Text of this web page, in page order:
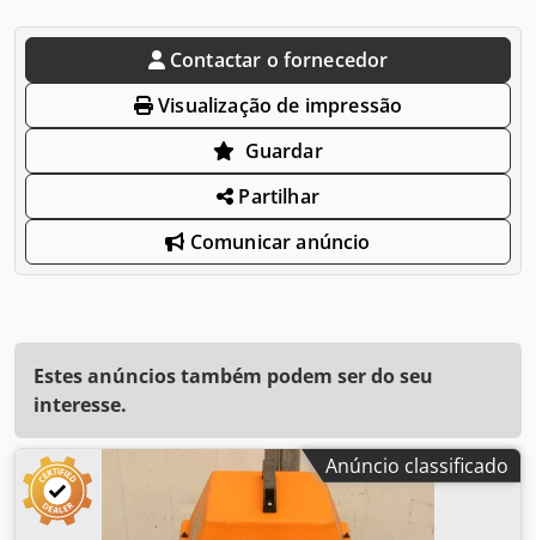
Contactar o fornecedor
Visualização de impressão
Guardar
Partilhar
Comunicar anúncio
Estes anúncios também podem ser do seu
interesse.
Anúncio classificado